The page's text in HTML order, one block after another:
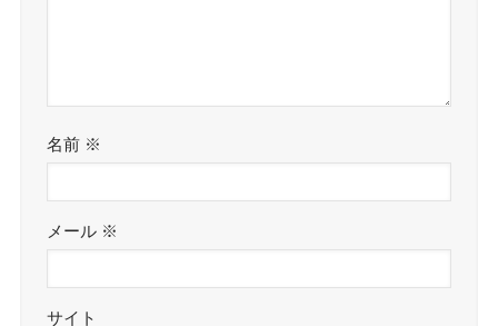
名前 ※
メール ※
サイト